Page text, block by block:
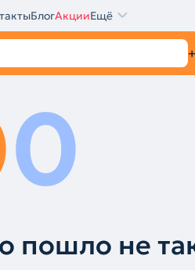
БлогАкцииЕщё
0
пошло не